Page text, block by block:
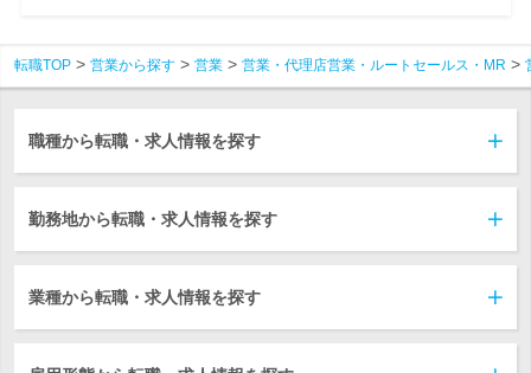
転職TOP 営業から探す 営業 営業・代理店営業・ルートセールス・MR
職種から転職・求人情報を探す
勤務地から転職・求人情報を探す
業種から転職・求人情報を探す